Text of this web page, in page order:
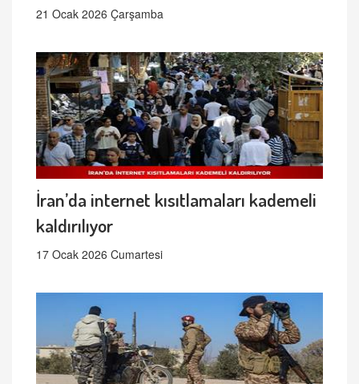
21 Ocak 2026 Çarşamba
İran’da internet kısıtlamaları kademeli
kaldırılıyor
17 Ocak 2026 Cumartesi